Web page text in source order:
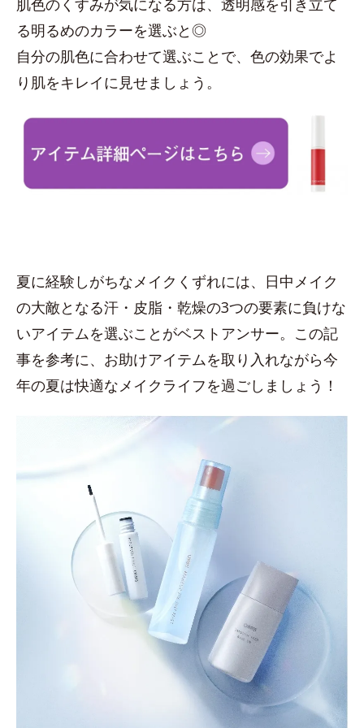
る明るめのカラーを選ぶと◎
自分の肌色に合わせて選ぶことで、色の効果でよ
り肌をキレイに見せましょう。
夏に経験しがちなメイクくずれには、日中メイク
の大敵となる汗・皮脂・乾燥の3つの要素に負けな
いアイテムを選ぶことがベストアンサー。この記
事を参考に、お助けアイテムを取り入れながら今
年の夏は快適なメイクライフを過ごしましょう！